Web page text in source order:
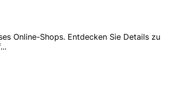
Online-Shops. Entdecken Sie Details zu
...